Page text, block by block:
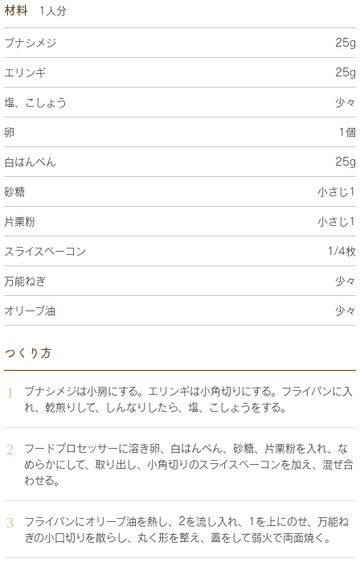
材料 1人分
ブナシメジ 25g
エリンギ 25g
塩、こしょう 少々
卵 1個
白はんぺん 25g
砂糖 小さじ1
片栗粉 小さじ1
スライスベーコン 1/4枚
万能ねぎ 少々
オリーブ油 少々
つくり方
ブナシメジは小房にする。エリンギは小角切りにする。フライパンに入
れ、乾煎りして、しんなりしたら、塩、こしょうをする。
フードプロセッサーに溶き卵、白はんぺん、砂糖、片栗粉を入れ、な
めらかにして、取り出し、小角切りのスライスベーコンを加え、混ぜ合
わせる。
フライパンにオリーブ油を熱し、2を流し入れ、1を上にのせ、万能ね
ぎの小口切りを散らし、丸く形を整え、蓋をして弱火で両面焼く。